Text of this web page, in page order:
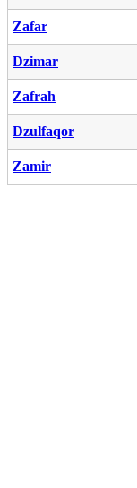
Zafar
Dzimar
Zafrah
Dzulfaqor
Zamir